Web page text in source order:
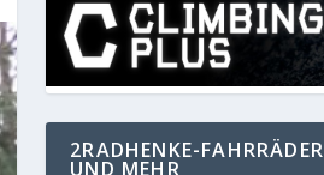
2RADHENKE-FAHRRÄDER
UND MEHR